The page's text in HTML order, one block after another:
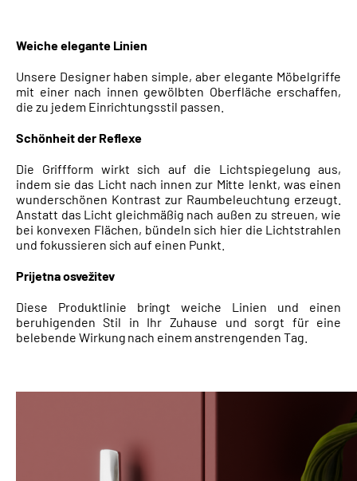
Weiche elegante Linien
Unsere Designer haben simple, aber elegante Möbelgriffe
mit einer nach innen gewölbten Oberfläche erschaffen,
die zu jedem Einrichtungsstil passen.
Schönheit der Reflexe
Die Griffform wirkt sich auf die Lichtspiegelung aus,
indem sie das Licht nach innen zur Mitte lenkt, was einen
wunderschönen Kontrast zur Raumbeleuchtung erzeugt.
Anstatt das Licht gleichmäßig nach außen zu streuen, wie
bei konvexen Flächen, bündeln sich hier die Lichtstrahlen
und fokussieren sich auf einen Punkt.
Prijetna osvežitev
Diese Produktlinie bringt weiche Linien und einen
beruhigenden Stil in Ihr Zuhause und sorgt für eine
belebende Wirkung nach einem anstrengenden Tag.